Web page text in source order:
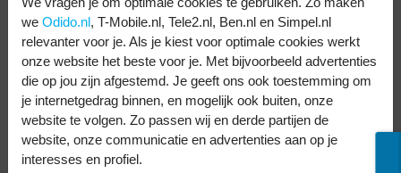
snel voor alle apps, games en multitasken.
De S26 heeft wel meer reserves voor
toekomstige updates en de allernieuwste
games. Bij opslag begint de S26 bij 256 GB
met 12 GB werkgeheugen, terwijl de S25
start bij 128 GB.
we Odido.nl, T-Mobile.nl, Tele2.nl, Ben.nl en Simpel.nl
relevanter voor je. Als je kiest voor optimale cookies werkt
onze website het beste voor je. Met bijvoorbeeld advertenties
die op jou zijn afgestemd. Je geeft ons ook toestemming om
je internetgedrag binnen, en mogelijk ook buiten, onze
website te volgen. Zo passen wij en derde partijen de
website, onze communicatie en advertenties aan op je
interesses en profiel.